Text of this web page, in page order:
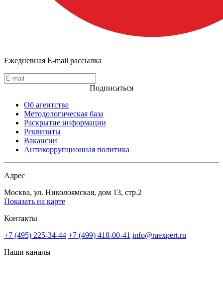
Ежедневная E-mail рассылка
Подписаться
Об агентстве
Методологическая база
Раскрытие информации
Реквизиты
Вакансии
Антикоррупционная политика
Адрес
Москва, ул. Николоямская, дом 13, стр.2
Показать на карте
Контакты
+7 (495) 225-34-44 +7 (499) 418-00-41 info@raexpert.ru
Наши каналы